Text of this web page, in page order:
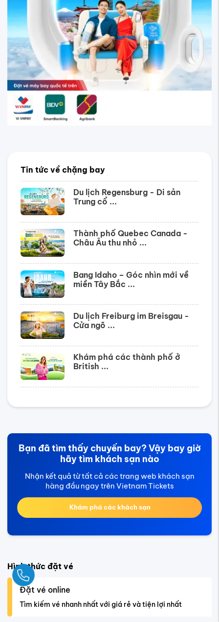
Tin tức về chặng bay
Du lịch Regensburg - Di sản
Trung cổ ...
Thành phố Quebec Canada -
Châu Âu thu nhỏ ...
Bang Idaho – Góc nhìn mới về
miền Tây Bắc ...
Du lịch Freiburg im Breisgau -
Cửa ngõ ...
Khám phá các thành phố ở
British ...
Bạn đã tìm thấy chuyến bay? Vậy bay giờ
hãy tìm khách sạn nào
Nhận kết quả từ tất cả các trang web khách sạn
hàng đầu ngay trên Vietnam Tickets
Khám phá các khách sạn
Hình thức đặt vé
Đặt vé online
Tìm kiếm vé nhanh nhất với giá rẻ và tiện lợi nhất